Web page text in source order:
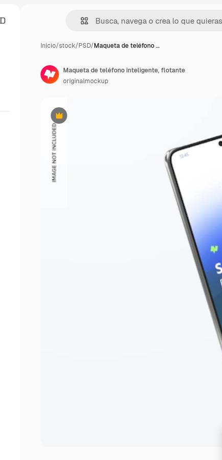
Inicio/stock/PSD/Maqueta de teléfono …
Premium
Maqueta de teléfono inteligente, flotante
originalmockup